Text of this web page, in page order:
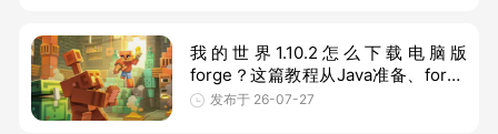
我的世界1.10.2怎么下载电脑版
forge？这篇教程从Java准备、forge
安装到mod放置一步步讲清楚，适合
发布于 26-07-27